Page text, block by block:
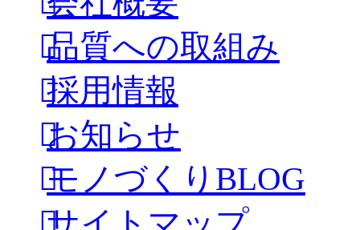
品質への取組み
採用情報
お知らせ
モノづくりBLOG